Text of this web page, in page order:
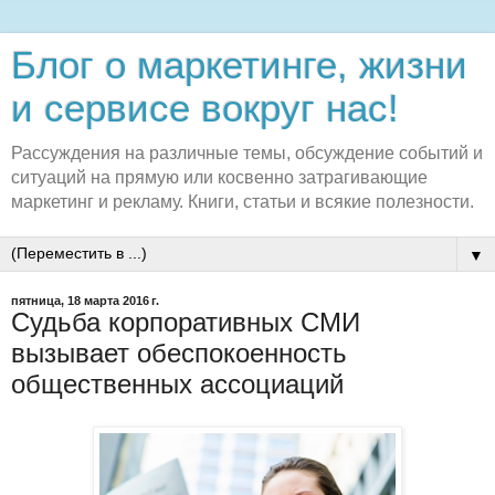
Блог о маркетинге, жизни
и сервисе вокруг нас!
Рассуждения на различные темы, обсуждение событий и
ситуаций на прямую или косвенно затрагивающие
маркетинг и рекламу. Книги, статьи и всякие полезности.
▼
пятница, 18 марта 2016 г.
Судьба корпоративных СМИ
вызывает обеспокоенность
общественных ассоциаций